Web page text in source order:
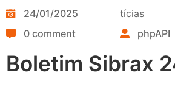
24/01/2025
tícias
0 comment
phpAPI
Boletim Sibrax